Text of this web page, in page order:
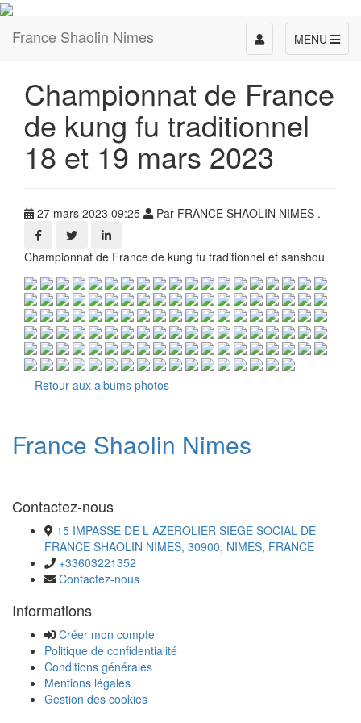
France Shaolin Nimes MENU
Toggle
navigation
Championnat de France
de kung fu traditionnel
18 et 19 mars 2023
27 mars 2023 09:25 Par FRANCE SHAOLIN NIMES .
Championnat de France de kung fu traditionnel et sanshou
Retour aux albums photos
France Shaolin Nimes
Contactez-nous
15 IMPASSE DE L AZEROLIER SIEGE SOCIAL DE
FRANCE SHAOLIN NIMES, 30900, NIMES, FRANCE
+33603221352
Contactez-nous
Informations
Créer mon compte
Politique de confidentialité
Conditions générales
Mentions légales
Gestion des cookies